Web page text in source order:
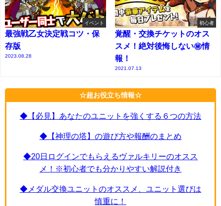
イベント
最強戦乙女決定戦コツ・保
存版
2023.08.28
初心者
覚醒・交換チケットのオス
スメ！絶対後悔しない㊙情
報！
2021.07.13
☆超お役立ち情報☆
◆【必見】あなたのユニットを強くする６つの方法
◆【神理の塔】の遊び方や報酬のまとめ
◆20日ログインでもらえるヴァルキリーのオスス
メ！※初心者でも分かりやすい解説付き
◆メダル交換ユニットのオススメ、ユニット選びは
慎重に！